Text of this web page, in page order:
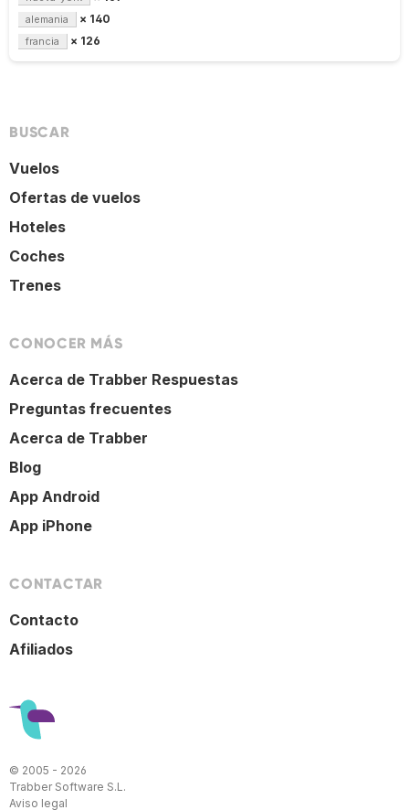
alemania × 140
francia × 126
BUSCAR
Vuelos
Ofertas de vuelos
Hoteles
Coches
Trenes
CONOCER MÁS
Acerca de Trabber Respuestas
Preguntas frecuentes
Acerca de Trabber
Blog
App Android
App iPhone
CONTACTAR
Contacto
Afiliados
© 2005 - 2026
Trabber Software S.L.
Aviso legal